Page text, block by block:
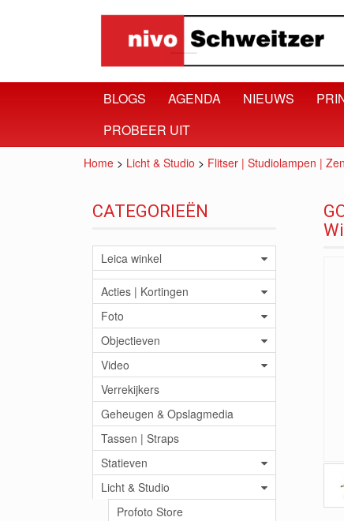
BLOGS AGENDA NIEUWS
PROBEER UIT
Home > Licht & Studio > Flitser | Studiolampen |
CATEGORIEËN
Leica winkel
Acties | Kortingen
Foto
Objectieven
Video
Verrekijkers
Geheugen & Opslagmedia
Tassen | Straps
Statieven
Licht & Studio
Profoto Store